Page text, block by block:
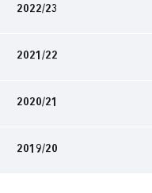
2022/23
2021/22
2020/21
2019/20